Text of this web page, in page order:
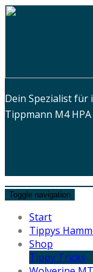
Dein Spezialist für
Tippmann M4 HPA
Toggle navigation
Start
Tippys
Shop
Tippy Tricks